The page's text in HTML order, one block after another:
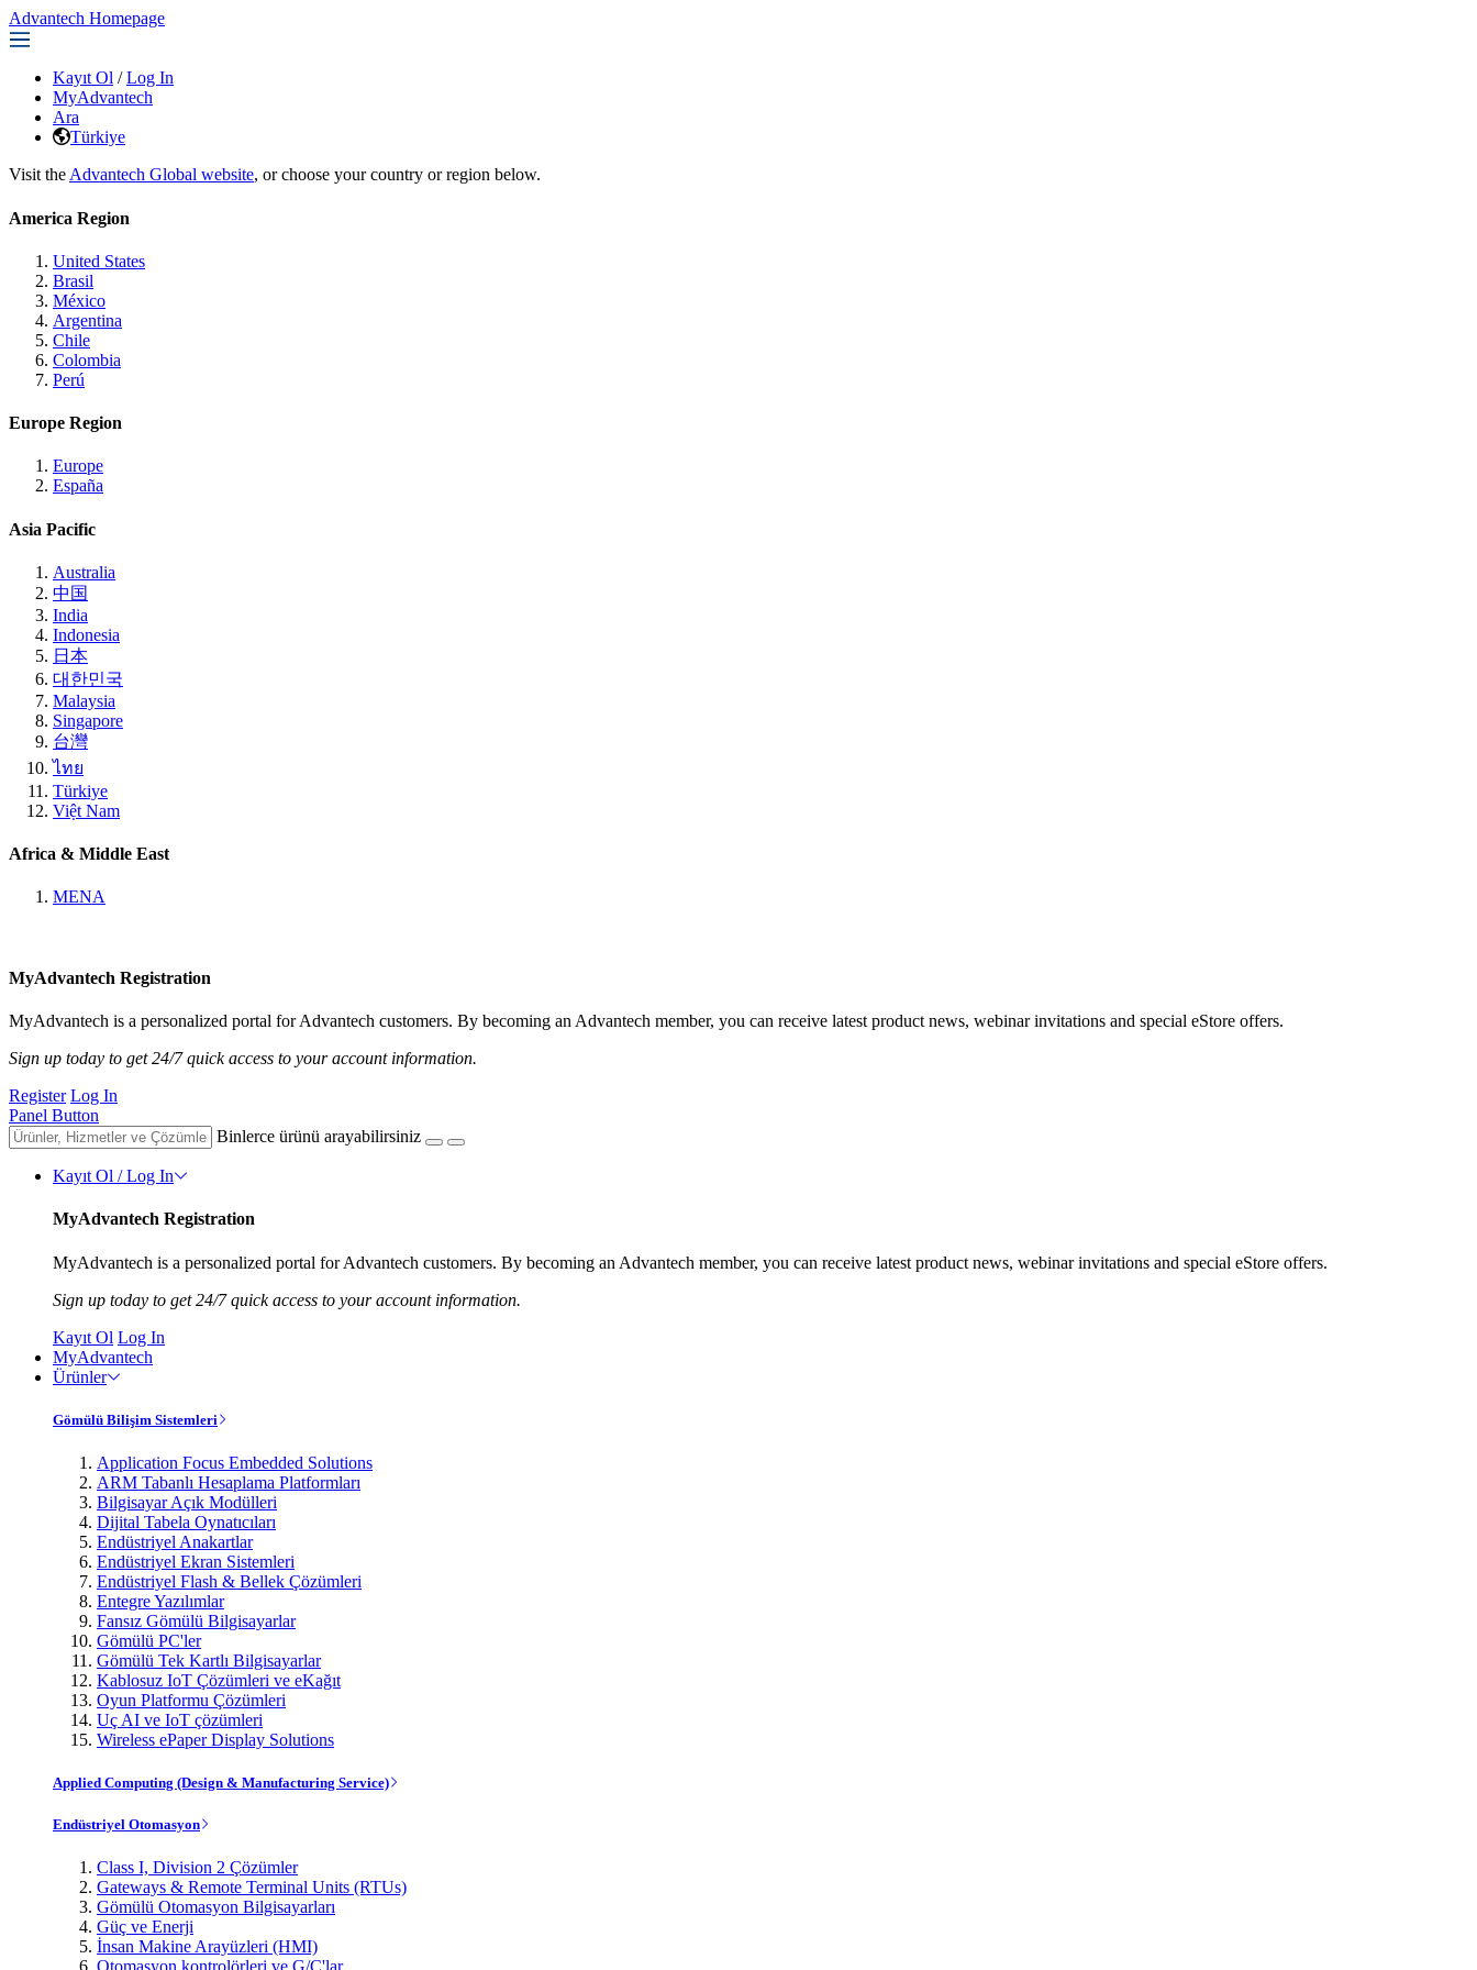
Advantech Homepage
Kayıt Ol / Log In
MyAdvantech
Ara
Türkiye
Visit the Advantech Global website, or choose your country or region below.
America Region
United States
Brasil
México
Argentina
Chile
Colombia
Perú
Europe Region
Europe
España
Asia Pacific
Australia
中国
India
Indonesia
日本
대한민국
Malaysia
Singapore
台灣
ไทย
Türkiye
Việt Nam
Africa & Middle East
MENA
MyAdvantech Registration
MyAdvantech is a personalized portal for Advantech customers. By becoming an Advantech member, you can receive latest product news, webinar invitations and special eStore offers.
Sign up today to get 24/7 quick access to your account information.
Register Log In
Panel Button
Binlerce ürünü arayabilirsiniz
Kayıt Ol / Log In
MyAdvantech Registration
MyAdvantech is a personalized portal for Advantech customers. By becoming an Advantech member, you can receive latest product news, webinar invitations and special eStore offers.
Sign up today to get 24/7 quick access to your account information.
Kayıt Ol Log In
MyAdvantech
Ürünler
Gömülü Bilişim Sistemleri
Application Focus Embedded Solutions
ARM Tabanlı Hesaplama Platformları
Bilgisayar Açık Modülleri
Dijital Tabela Oynatıcıları
Endüstriyel Anakartlar
Endüstriyel Ekran Sistemleri
Endüstriyel Flash & Bellek Çözümleri
Entegre Yazılımlar
Fansız Gömülü Bilgisayarlar
Gömülü PC'ler
Gömülü Tek Kartlı Bilgisayarlar
Kablosuz IoT Çözümleri ve eKağıt
Oyun Platformu Çözümleri
Uç AI ve IoT çözümleri
Wireless ePaper Display Solutions
Applied Computing (Design & Manufacturing Service)
Endüstriyel Otomasyon
Class I, Division 2 Çözümler
Gateways & Remote Terminal Units (RTUs)
Gömülü Otomasyon Bilgisayarları
Güç ve Enerji
İnsan Makine Arayüzleri (HMI)